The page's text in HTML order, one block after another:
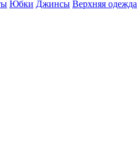
Юбки Джинсы Верхняя одежда